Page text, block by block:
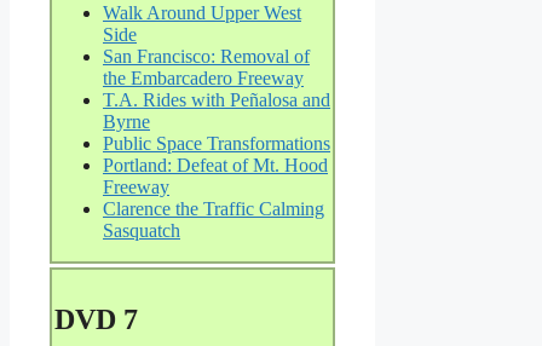
Walk Around Upper West
Side
San Francisco: Removal of
the Embarcadero Freeway
T.A. Rides with Peñalosa and
Byrne
Public Space Transformations
Portland: Defeat of Mt. Hood
Freeway
Clarence the Traffic Calming
Sasquatch
DVD 7